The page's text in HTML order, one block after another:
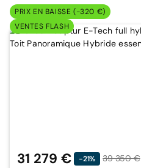
PRIX EN BAISSE (-320 €)
VENTES FLASH
31 279 € -21%
39 350 €